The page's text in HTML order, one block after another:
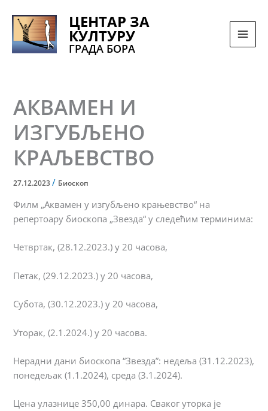
sadržaj
ЦЕНТАР ЗА
КУЛТУРУ
ГРАДА БОРА
АКВАМЕН И
ИЗГУБЉЕНО
КРАЉЕВСТВО
27.12.2023/ Биоскоп
Филм „Аквамен у изгубљено крањевство“ на
репертоару биоскопа „Звезда“ у следећим терминима:
Четвртак, (28.12.2023.) у 20 часова,
Петак, (29.12.2023.) у 20 часова,
Субота, (30.12.2023.) у 20 часова,
Уторак, (2.1.2024.) у 20 часова.
Нерадни дани биоскопа “Звезда”: недеља (31.12.2023),
понедељак (1.1.2024), среда (3.1.2024).
Цена улазнице 350,00 динара. Сваког уторка је